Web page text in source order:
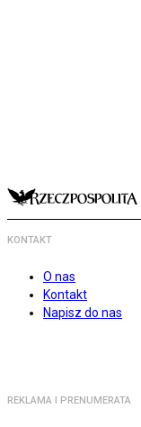
KONTAKT
O nas
Kontakt
Napisz do nas
REKLAMA I PRENUMERATA